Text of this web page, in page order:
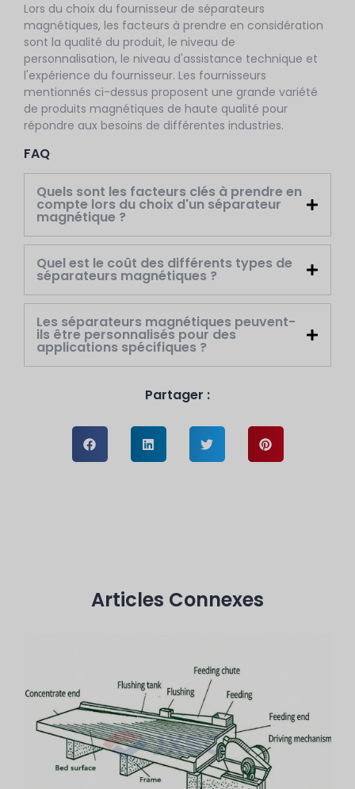
Lors du choix du fournisseur de séparateurs
magnétiques, les facteurs à prendre en considération
sont la qualité du produit, le niveau de
personnalisation, le niveau d'assistance technique et
l'expérience du fournisseur. Les fournisseurs
mentionnés ci-dessus proposent une grande variété
de produits magnétiques de haute qualité pour
répondre aux besoins de différentes industries.
FAQ
Quels sont les facteurs clés à prendre en
compte lors du choix d'un séparateur
magnétique ?
Quel est le coût des différents types de
séparateurs magnétiques ?
Les séparateurs magnétiques peuvent-
ils être personnalisés pour des
applications spécifiques ?
Partager :
Articles Connexes